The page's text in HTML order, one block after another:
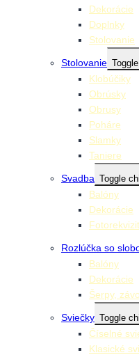
Dekorácie
Doplnky
Stolovanie
Stolovanie
Klobúčiky
Obrúsky
Obrusy
Poháre
Slamky
Taniere
Svadba Toggle
Balóny
Dekorácie
Rozlúčka so
Balóny
Dekorácie
Šerpy,
Sviečky Toggle
Číselné
Klasické